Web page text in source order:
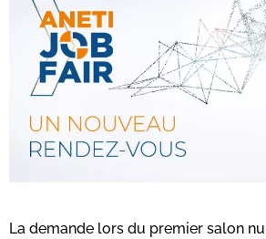
La demande lors du premier salon